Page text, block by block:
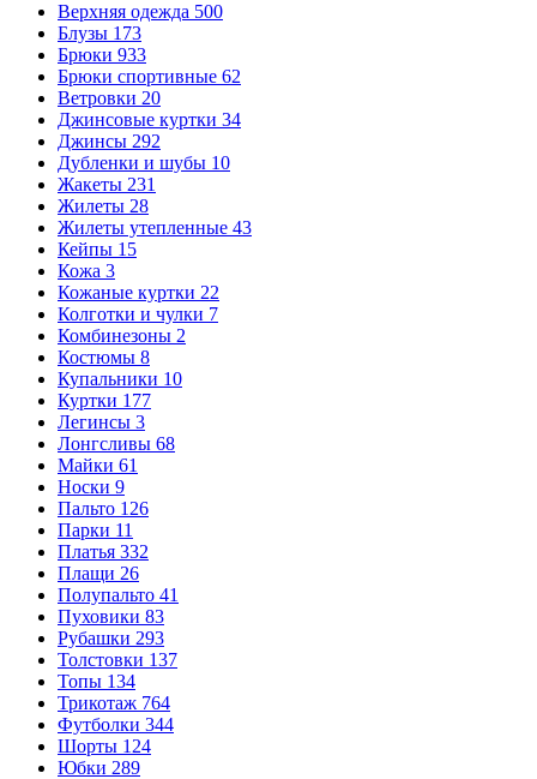
Верхняя одежда 500
Блузы 173
Брюки 933
Брюки спортивные 62
Ветровки 20
Джинсовые куртки 34
Джинсы 292
Дубленки и шубы 10
Жакеты 231
Жилеты 28
Жилеты утепленные 43
Кейпы 15
Кожа 3
Кожаные куртки 22
Колготки и чулки 7
Комбинезоны 2
Костюмы 8
Купальники 10
Куртки 177
Легинсы 3
Лонгсливы 68
Майки 61
Носки 9
Пальто 126
Парки 11
Платья 332
Плащи 26
Полупальто 41
Пуховики 83
Рубашки 293
Толстовки 137
Топы 134
Трикотаж 764
Футболки 344
Шорты 124
Юбки 289